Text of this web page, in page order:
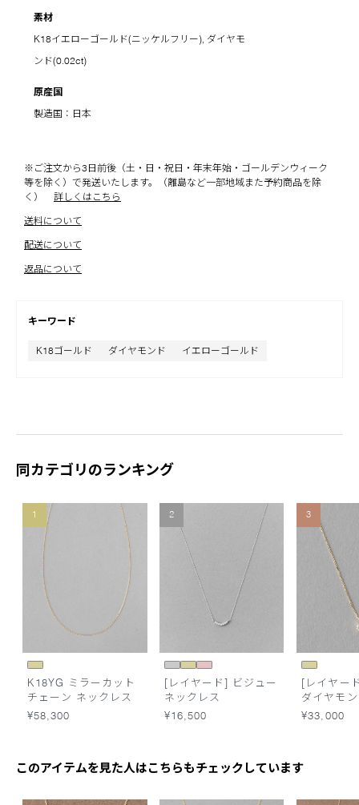
素材
K18イエローゴールド(ニッケルフリー), ダイヤモ
ンド(0.02ct)
原産国
製造国：日本
※ご注文から3日前後（土・日・祝日・年末年始・ゴールデンウィーク
等を除く）で発送いたします。（離島など一部地域また予約商品を除
く）
詳しくはこちら
送料について
配送について
返品について
キーワード
K18ゴールド ダイヤモンド イエローゴールド
同カテゴリのランキング
1
K18YG ミラーカット
チェーン ネックレス
¥58,300
2
[レイヤード] ビジュー
ネックレス
¥16,500
3
[レイヤー
ダイヤモ
レス
¥33,000
このアイテムを見た人はこちらもチェックしています